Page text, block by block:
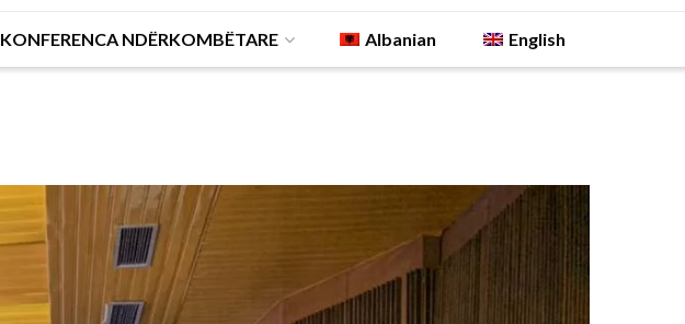
KONFERENCA NDËRKOMBËTARE Albanian English